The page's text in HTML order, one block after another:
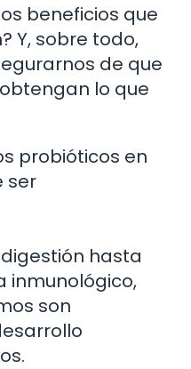
beneficios que
Y, sobre todo,
de que
lo que
probióticos en
ser
hasta
inmunológico,
son